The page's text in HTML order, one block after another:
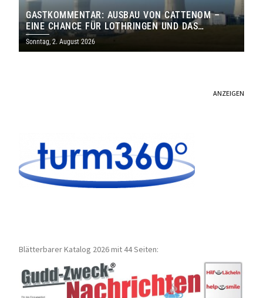
GASTKOMMENTAR: AUSBAU VON CATTENOM –
EINE CHANCE FÜR LOTHRINGEN UND DAS
SAARLAND
Sonntag, 2. August 2026
ANZEIGEN
Blätterbarer Katalog 2026 mit 44 Seiten: